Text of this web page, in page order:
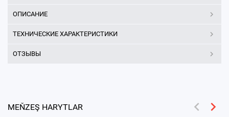
ОПИСАНИЕ
ТЕХНИЧЕСКИЕ ХАРАКТЕРИСТИКИ
ОТЗЫВЫ
MEŇZEŞ HARYTLAR